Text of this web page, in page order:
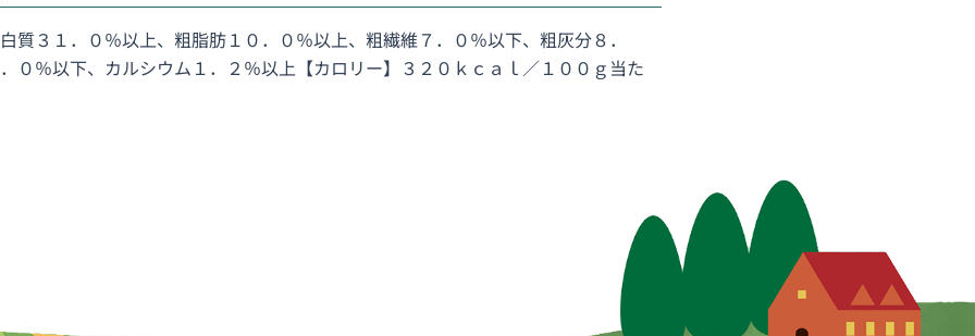
質３１．０％以上、粗脂肪１０．０％以上、粗繊維７．０％以下、粗灰分８．
０％以下、カルシウム１．２％以上【カロリー】３２０ｋｃａｌ／１００ｇ当た